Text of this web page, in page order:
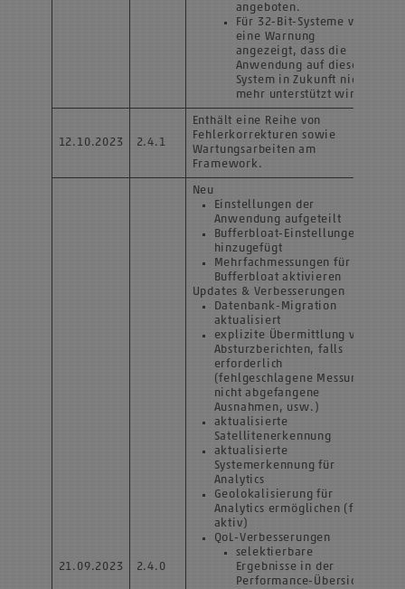
angeboten.
Für 32-Bit-Systeme wird
eine Warnung
angezeigt, dass die
Anwendung auf diesem
System in Zukunft nicht
mehr unterstützt wird.
12.10.2023 2.4.1
Enthält eine Reihe von
Fehlerkorrekturen sowie
Wartungsarbeiten am
Framework.
21.09.2023 2.4.0
Neu
Einstellungen der
Anwendung aufgeteilt
Bufferbloat-Einstellungen
hinzugefügt
Mehrfachmessungen für
Bufferbloat aktivieren
Updates & Verbesserungen
Datenbank-Migration
aktualisiert
explizite Übermittlung von
Absturzberichten, falls
erforderlich
(fehlgeschlagene Messung,
nicht abgefangene
Ausnahmen, usw.)
aktualisierte
Satellitenerkennung
aktualisierte
Systemerkennung für
Analytics
Geolokalisierung für
Analytics ermöglichen (falls
aktiv)
QoL-Verbesserungen
selektierbare
Ergebnisse in der
Performance-Übersicht